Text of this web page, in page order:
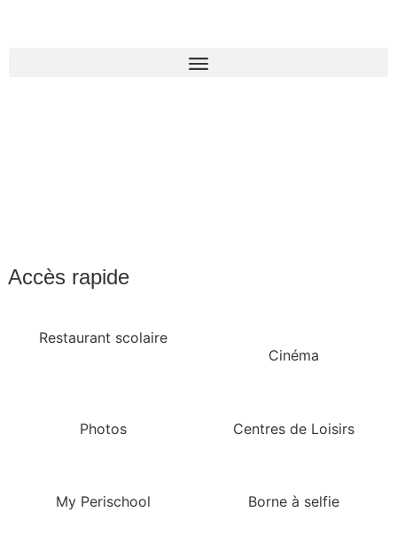
Accès rapide
Restaurant scolaire
Cinéma
Photos Centres de Loisirs
My Perischool Borne à selfie